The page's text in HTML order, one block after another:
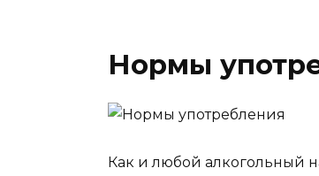
Нормы
Как и любой алкогольный